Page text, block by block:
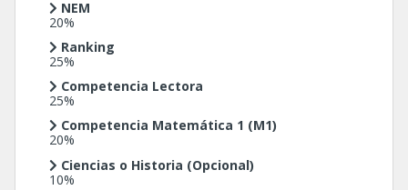
NEM
20%
Ranking
25%
Competencia Lectora
25%
Competencia Matemática 1 (M1)
20%
Ciencias o Historia (Opcional)
10%